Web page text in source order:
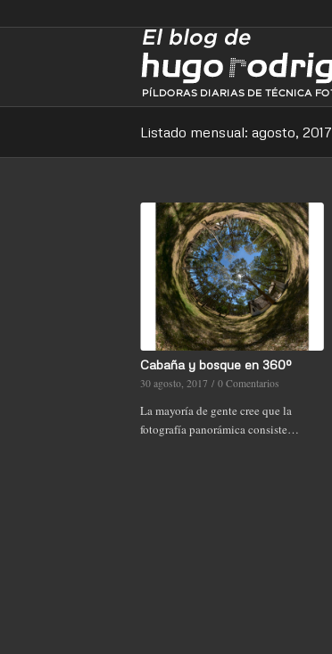
Listado mensual: agosto, 2017
Cabaña y bosque en 360º
30 agosto, 2017 / 0 Comentarios
La mayoría de gente cree que la
fotografía panorámica consiste…